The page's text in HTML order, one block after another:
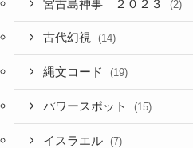
宮古島神事 ２０２３ (2)
古代幻視 (14)
縄文コード (19)
パワースポット (15)
イスラエル (7)